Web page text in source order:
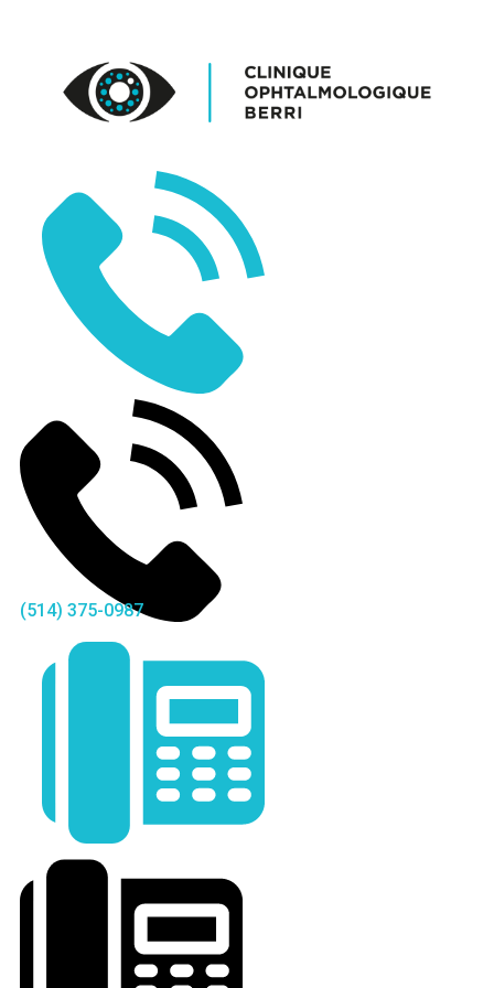
(514) 375-0987